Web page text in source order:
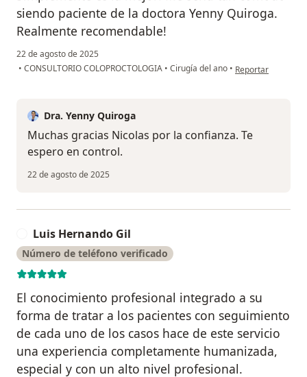
siendo paciente de la doctora Yenny Quiroga.
Realmente recomendable!
22 de agosto de 2025
• CONSULTORIO COLOPROCTOLOGIA • Cirugía del ano • en opinión del
Reportar
Dra. Yenny Quiroga
Muchas gracias Nicolas por la confianza. Te
espero en control.
22 de agosto de 2025
Luis Hernando Gil
Número de teléfono verificado
El conocimiento profesional integrado a su
forma de tratar a los pacientes con seguimiento
de cada uno de los casos hace de este servicio
una experiencia completamente humanizada,
especial y con un alto nivel profesional.